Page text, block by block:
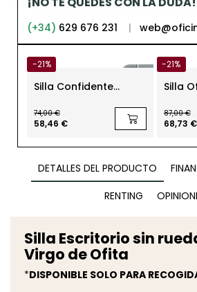
(+34) 629 676 231 |
-21%
Silla Confidente
Visavis Vitra Original
Reacondicionado
74,00 €
58,46 €
-21%
Silla
87,00 €
68,73 €
DETALLES DEL PRODUCTO
RENTING
Silla Escritorio sin
Virgo de Ofita
*DISPONIBLE SOLO PARA